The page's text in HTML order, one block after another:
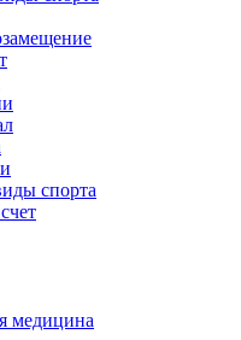
спорта
медицина